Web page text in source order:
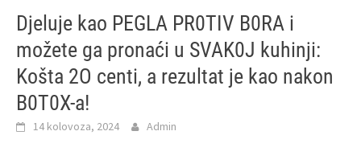
Djeluje kao PEGLA PR0TIV B0RA i
možete ga pronaći u SVAK0J kuhinji:
Košta 2O centi, a rezultat je kao nakon
B0T0X-a!
14 kolovoza, 2024 Admin